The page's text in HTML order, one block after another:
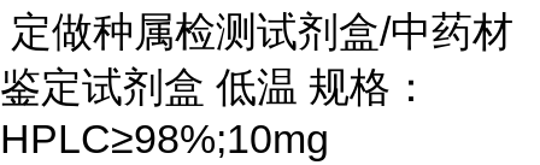
定做种属检测试剂盒/中药材
鉴定试剂盒 低温 规格：
HPLC≥98%;10mg